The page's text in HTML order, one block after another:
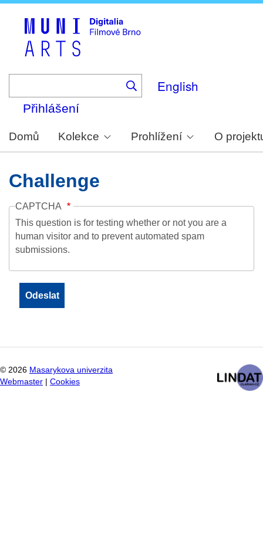
English
Přihlášení
Domů Kolekce Prohlížení O
Challenge
CAPTCHA
This question is for testing whether or not you are a
human visitor and to prevent automated spam
submissions.
© 2026 Masarykova univerzita
Webmaster
Cookies